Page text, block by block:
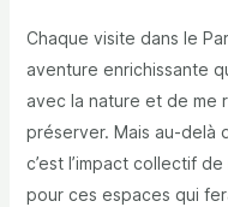
Chaque visite dans le
aventure enrichissante
avec la nature et de me
préserver. Mais au-delà
c’est l’impact collectif
pour ces espaces qui